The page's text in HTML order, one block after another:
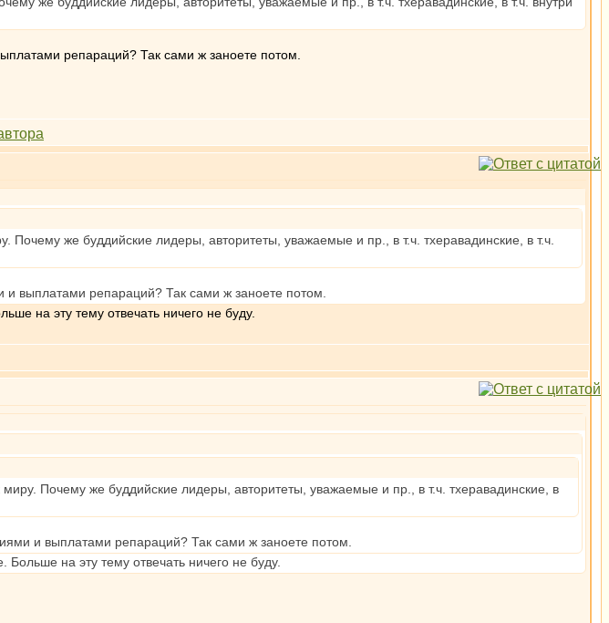
репараций? Так сами ж заноете потом.
же буддийские лидеры, авторитеты, уважаемые и пр., в т.ч. тхеравадинские, в т.ч.
выплатами репараций? Так сами ж заноете потом.
на эту тему отвечать ничего не буду.
Почему же буддийские лидеры, авторитеты, уважаемые и пр., в т.ч. тхеравадинские, в
и выплатами репараций? Так сами ж заноете потом.
на эту тему отвечать ничего не буду.